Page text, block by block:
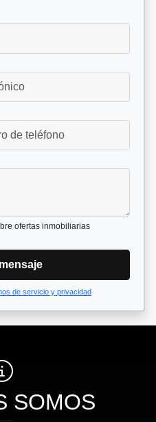
ofertas inmobiliarias
de servicio y privacidad
SOMOS